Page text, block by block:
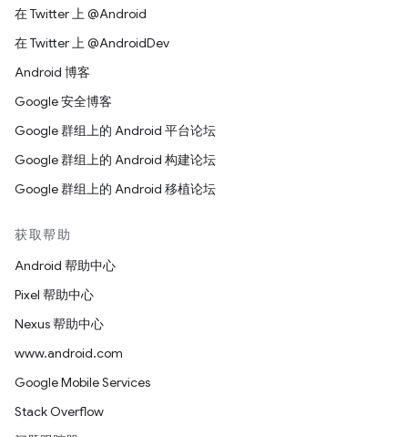
在 Twitter 上 @Android
在 Twitter 上 @AndroidDev
Android 博客
Google 安全博客
Google 群组上的 Android 平台论坛
Google 群组上的 Android 构建论坛
Google 群组上的 Android 移植论坛
获取帮助
Android 帮助中心
Pixel 帮助中心
Nexus 帮助中心
www.android.com
Google Mobile Services
Stack Overflow